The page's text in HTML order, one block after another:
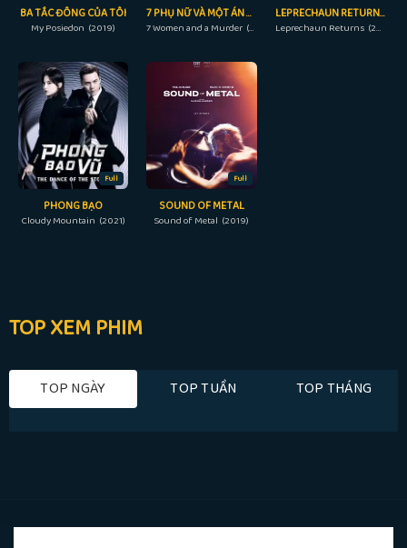
BA TẮC ĐÔNG CỦA TÔI
My Posiedon (2019)
7 PHỤ NỮ VÀ MỘT ÁN MẠNG
7 Women and a Murder (2022)
LEPRECHAUN RETURNS
Leprechaun Returns (2018)
Full
PHONG BẠO
Cloudy Mountain (2021)
Full
SOUND OF METAL
Sound of Metal (2019)
TOP XEM PHIM
TOP NGÀY TOP TUẦN TOP THÁNG